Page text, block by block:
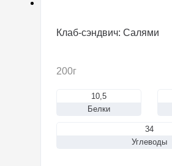
Клаб-сэндвич: Салями
200г
10,5
Белки
34
Углеводы